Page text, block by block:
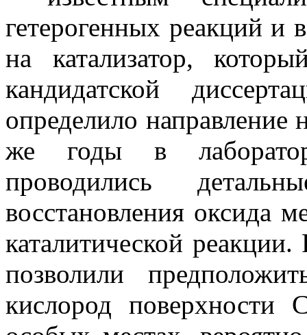
гетерогенных реакций и
на катализатор,
кандидатской
определило
же годы в
проводились
восстановления оксида
каталитической реакции.
позволили
кислород поверхности